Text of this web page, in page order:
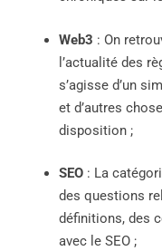
Web3 : On
l’actualité des
s’agisse d’un
et d’autres
disposition ;
SEO : La
des questions
définitions, des
avec le SEO ;